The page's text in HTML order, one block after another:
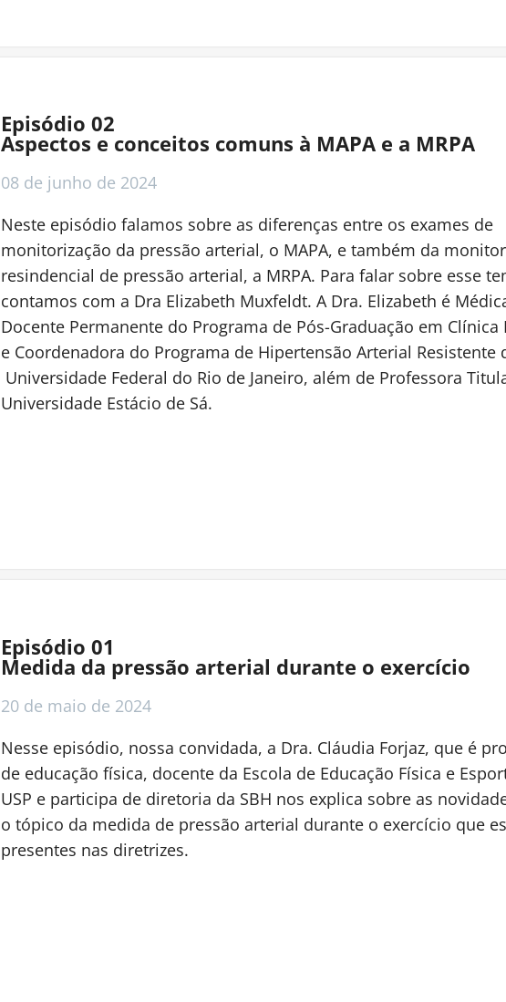
Episódio 02
Aspectos e conceitos comuns à MAPA e a MRPA
08 de junho de 2024
Neste episódio falamos sobre as diferenças entre os exames de
monitorização da pressão arterial, o MAPA, e também da
resindencial de pressão arterial, a MRPA. Para falar sobre esse
contamos com a Dra Elizabeth Muxfeldt. A Dra. Elizabeth é
Docente Permanente do Programa de Pós-Graduação em Clínica
e Coordenadora do Programa de Hipertensão Arterial Resistente
Universidade Federal do Rio de Janeiro, além de Professora
Universidade Estácio de Sá.
Episódio 01
Medida da pressão arterial durante o exercício
20 de maio de 2024
Nesse episódio, nossa convidada, a Dra. Cláudia Forjaz, que é
de educação física, docente da Escola de Educação Física e
USP e participa de diretoria da SBH nos explica sobre as
o tópico da medida de pressão arterial durante o exercício que
presentes nas diretrizes.